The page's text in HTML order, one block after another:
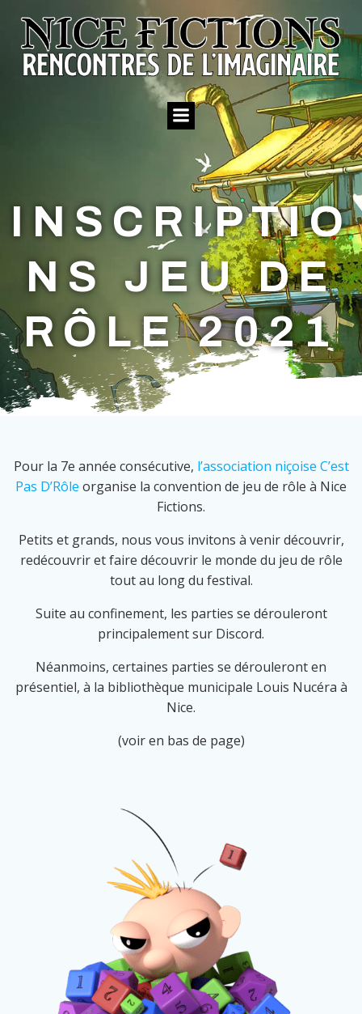
au
contenu
INSCRIPTIO
NS JEU DE
RÔLE 2021
Pour la 7e année consécutive, l’association niçoise C’est
Pas D’Rôle organise la convention de jeu de rôle à Nice
Fictions.
Petits et grands, nous vous invitons à venir découvrir,
redécouvrir et faire découvrir le monde du jeu de rôle
tout au long du festival.
Suite au confinement, les parties se dérouleront
principalement sur Discord.
Néanmoins, certaines parties se dérouleront en
présentiel, à la bibliothèque municipale Louis Nucéra à
Nice.
(voir en bas de page)